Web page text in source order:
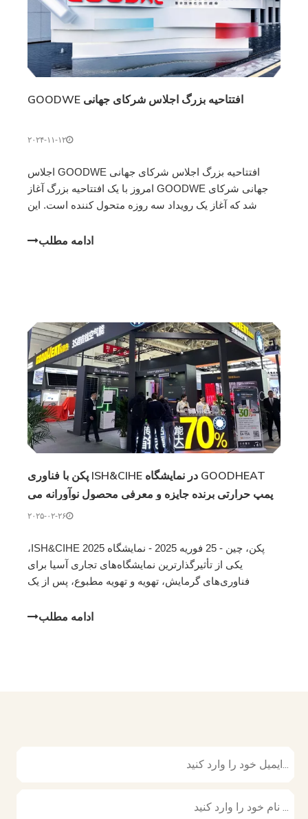
افتتاحیه بزرگ اجلاس شرکای جهانی GOODWE
۲۰۲۴-۱۱-۱۲
افتتاحیه بزرگ اجلاس شرکای جهانی GOODWE اجلاس
جهانی شرکای GOODWE امروز با یک افتتاحیه بزرگ آغاز
شد که آغاز یک رویداد سه روزه متحول کننده است. این
برگزار شد، به عنوان یک سکوی اصلی برای به نمایش
ادامه مطلب
GOODHEAT در نمایشگاه ISH&CIHE پکن با فناوری
پمپ حرارتی برنده جایزه و معرفی محصول نوآورانه می
درخشد
۲۰۲۵-۰۲-۲۶
پکن، چین - 25 فوریه 2025 - نمایشگاه ISH&CIHE 2025،
یکی از تأثیرگذارترین نمایشگاه‌های تجاری آسیا برای
فناوری‌های گرمایش، تهویه و تهویه مطبوع، پس از یک
ادامه مطلب